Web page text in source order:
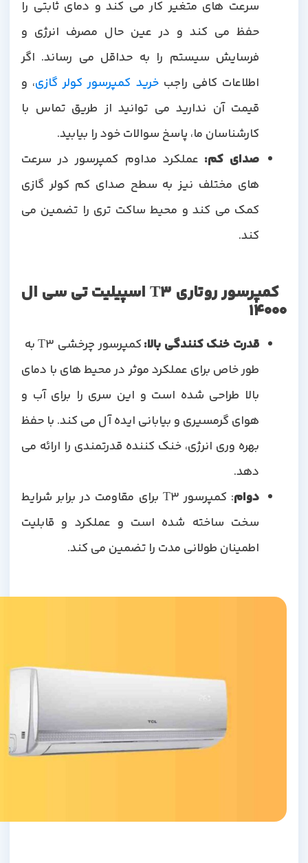
سرعت های متغیر کار می کند و دمای ثابتی را
حفظ می کند و در عین حال مصرف انرژی و
فرسایش سیستم را به حداقل می رساند. اگر
اطلاعات کافی راجبخرید کمپرسور کولر گازی، و
قیمت آن ندارید می توانید از طریق تماس با
کارشناسان ما، پاسخ سوالات خود را بیابید.
صدای کم عملکرد مداوم کمپرسور در سرعت
های مختلف نیز به سطح صدای کم کولر گازی
کمک می کند و محیط ساکت تری را تضمین می
کمپرسور روتاریT3 اسپیلیت تی سی ال
14000
قدرت خنک کنندگی بالا:
کمپرسور چرخشی T3 به ​​
طور خاص برای عملکرد موثر در محیط های با دمای
بالا طراحی شده است و این سری را برای آب و
هوای گرمسیری و بیابانی ایده آل می کند. با حفظ
بهره وری انرژی، خنک کننده قدرتمندی را ارائه می
دهد.
دوام
: کمپرسور T3 برای مقاومت در برابر شرایط
سخت ساخته شده است و عملکرد و قابلیت
اطمینان طولانی مدت را تضمین می کند.